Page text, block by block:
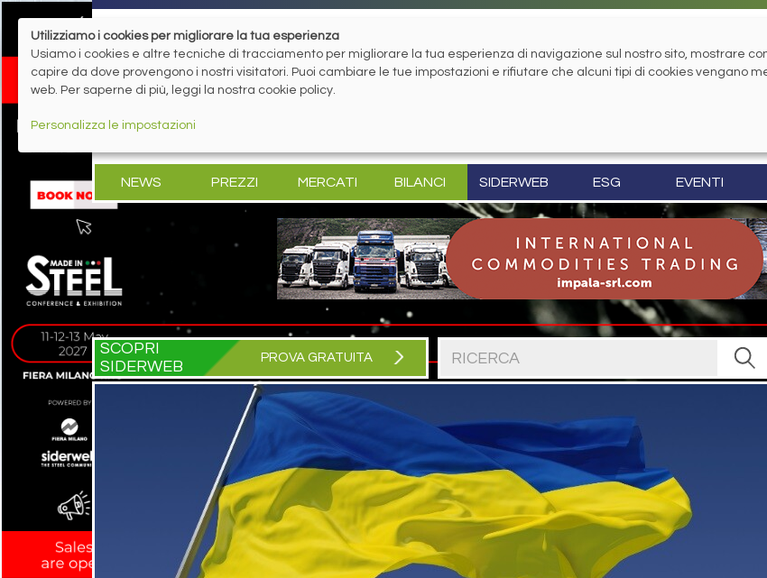
NEWS PREZZI MERCATI BILANCI SIDERWEB ESG EVENTI
SCOPRI
SIDERWEB
PROVA GRATUITA
Utilizziamo i cookies per migliorare la tua esperienza
Usiamo i cookies e altre tecniche di tracciamento per migliorare la tua esperienza di navigazione sul nostro sito, mostrare
capire da dove provengono i nostri visitatori. Puoi cambiare le tue impostazioni e rifiutare che alcuni tipi di cookies vengano
web. Per saperne di più, leggi la nostra cookie policy.
Personalizza le impostazioni